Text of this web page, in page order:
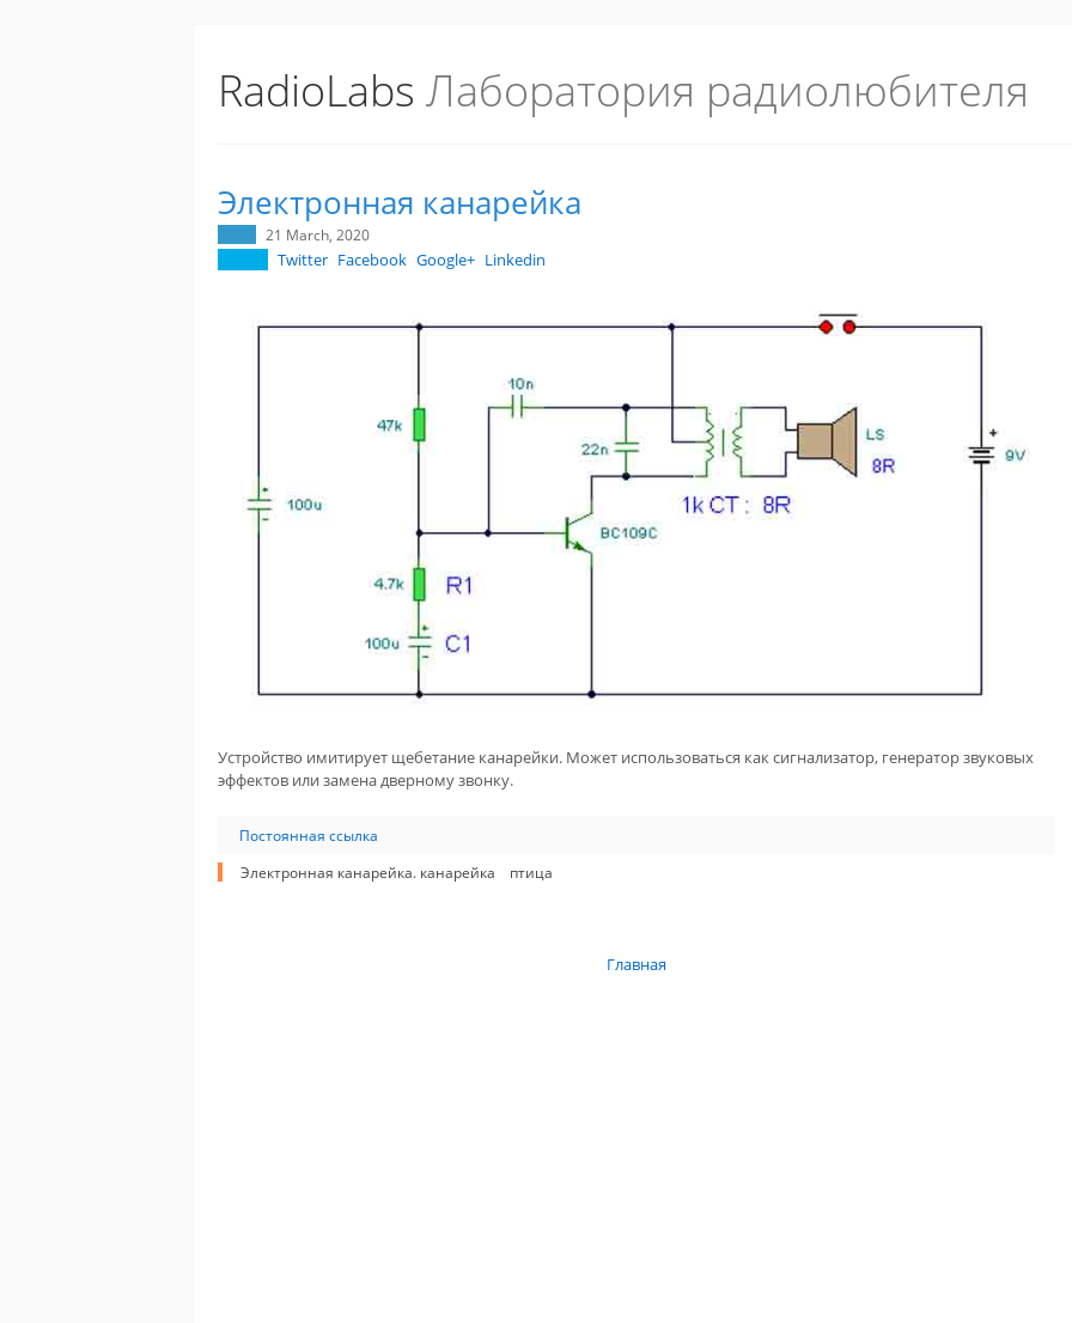
RadioLabs Лаборатория радиолюбителя
Электронная канарейка
21 March, 2020
Twitter Facebook Google+ Linkedin
Устройство имитирует щебетание канарейки. Может использоваться как сигнализатор, генератор звуковых
эффектов или замена дверному звонку.
Постоянная ссылка
Электронная канарейка. канарейка
птица
Главная